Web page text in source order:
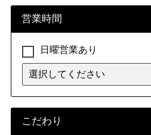
営業時間
日曜営業あり
こだわり